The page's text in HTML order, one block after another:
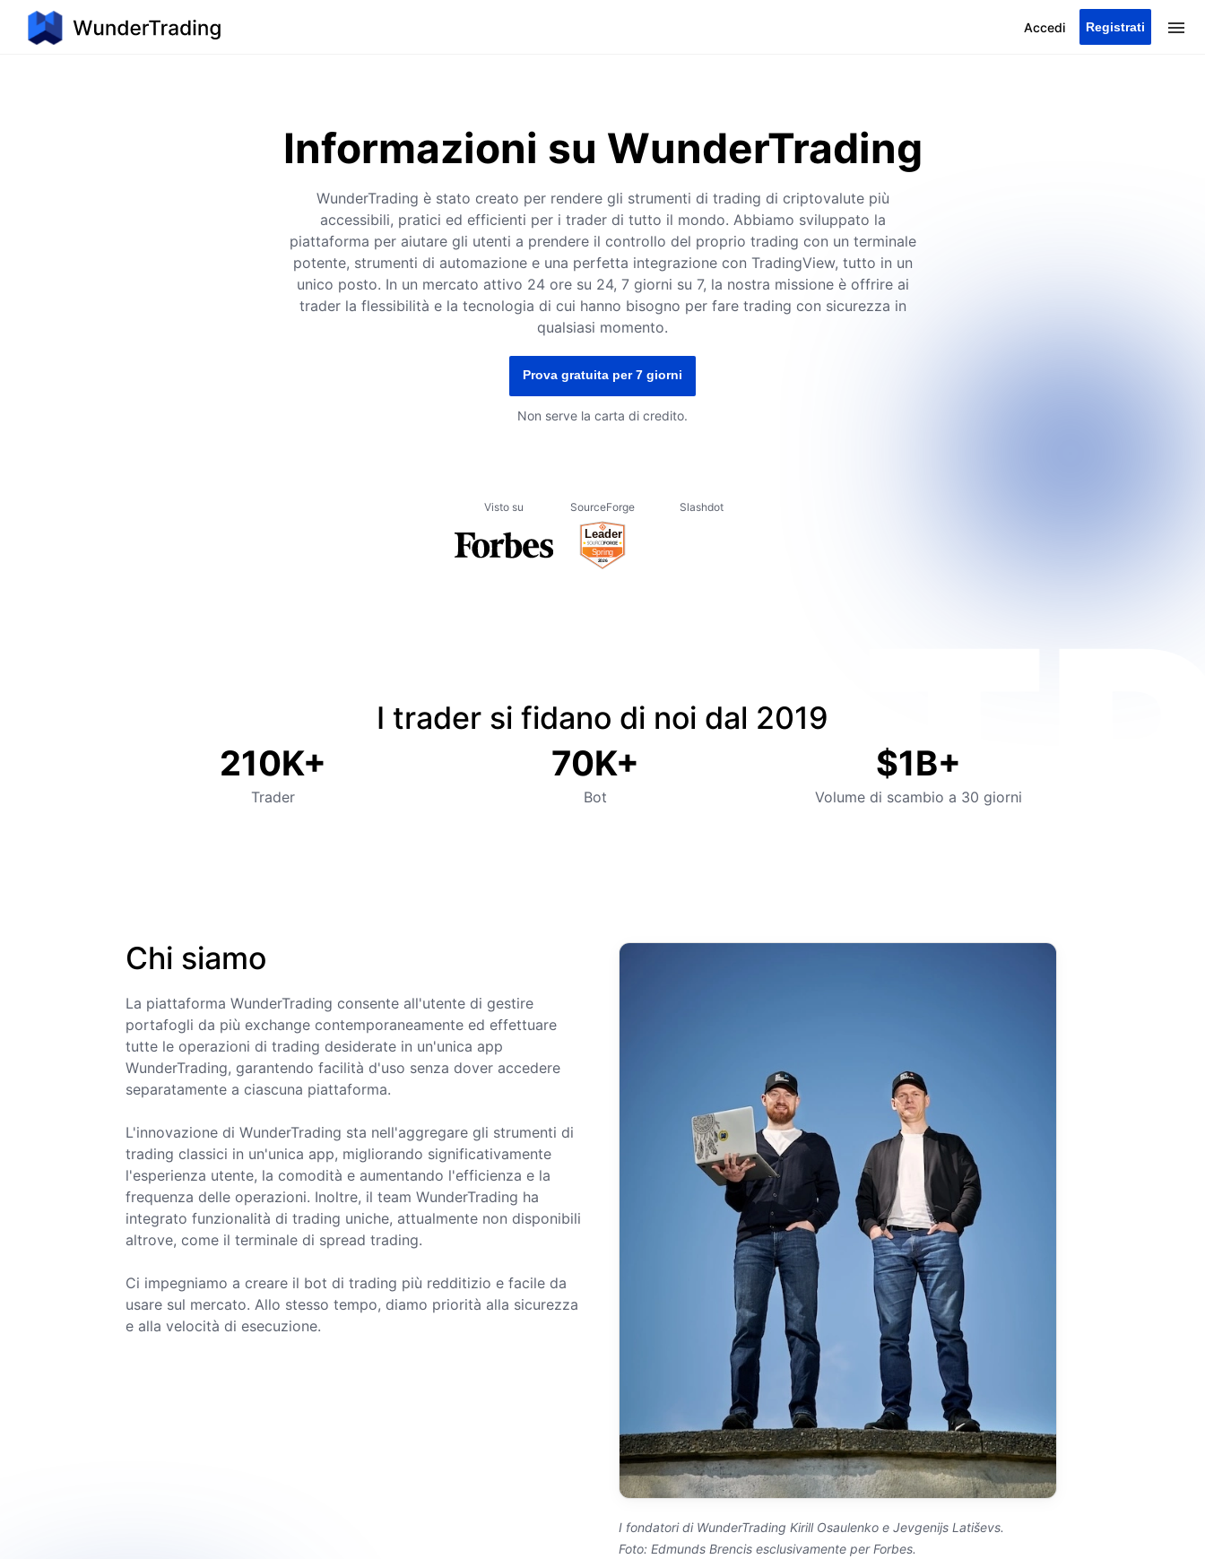
Accedi Registrati
Informazioni su WunderTrading
WunderTrading è stato creato per rendere gli strumenti di trading di criptovalute più
accessibili, pratici ed efficienti per i trader di tutto il mondo. Abbiamo sviluppato la
piattaforma per aiutare gli utenti a prendere il controllo del proprio trading con un terminale
potente, strumenti di automazione e una perfetta integrazione con TradingView, tutto in un
unico posto. In un mercato attivo 24 ore su 24, 7 giorni su 7, la nostra missione è offrire ai
trader la flessibilità e la tecnologia di cui hanno bisogno per fare trading con sicurezza in
qualsiasi momento.
Prova gratuita per 7 giorni
Non serve la carta di credito.
Visto su SourceForge Slashdot
I trader si fidano di noi dal 2019
210K+
Trader
70K+
Bot
$1B+
Volume di scambio a 30 giorni
Chi siamo
La piattaforma WunderTrading consente all'utente di gestire
portafogli da più exchange contemporaneamente ed effettuare
tutte le operazioni di trading desiderate in un'unica app
WunderTrading, garantendo facilità d'uso senza dover accedere
separatamente a ciascuna piattaforma.
L'innovazione di WunderTrading sta nell'aggregare gli strumenti di
trading classici in un'unica app, migliorando significativamente
l'esperienza utente, la comodità e aumentando l'efficienza e la
frequenza delle operazioni. Inoltre, il team WunderTrading ha
integrato funzionalità di trading uniche, attualmente non disponibili
altrove, come il terminale di spread trading.
Ci impegniamo a creare il bot di trading più redditizio e facile da
usare sul mercato. Allo stesso tempo, diamo priorità alla sicurezza
e alla velocità di esecuzione.
I fondatori di WunderTrading Kirill Osaulenkoe Jevgenijs Latiševs.
Foto: Edmunds Brencis esclusivamente per Forbes.